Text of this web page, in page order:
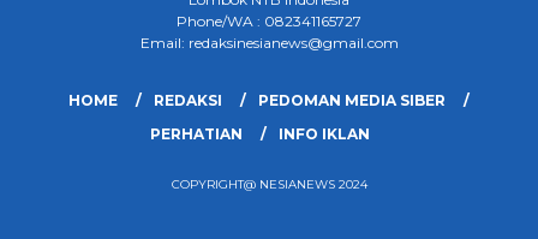
Email: redaksinesianews@gmail.com
PERHATIAN
INFO IKLAN